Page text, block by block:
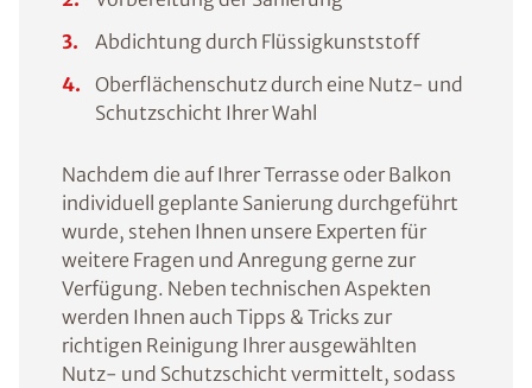
Abdichtung durch Flüssigkunststoff
Oberflächenschutz durch eine Nutz- und
Schutzschicht Ihrer Wahl
Nachdem die auf Ihrer Terrasse oder Balkon
individuell geplante Sanierung durchgeführt
wurde, stehen Ihnen unsere Experten für
weitere Fragen und Anregung gerne zur
Verfügung. Neben technischen Aspekten
werden Ihnen auch Tipps & Tricks zur
richtigen Reinigung Ihrer ausgewählten
Nutz- und Schutzschicht vermittelt, sodass